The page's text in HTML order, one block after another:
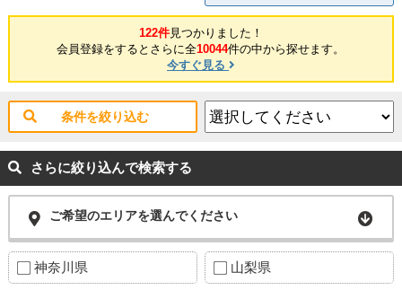
122件見つかりました！
会員登録をするとさらに全10044件の中から探せます。
今すぐ見る
条件を絞り込む
さらに絞り込んで検索する
ご希望のエリアを選んでください
神奈川県 山梨県